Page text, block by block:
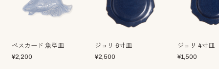
ペスカード 魚型皿
¥2,200
ジョリ 6寸皿
¥2,500
ジョリ 4寸皿
¥1,500